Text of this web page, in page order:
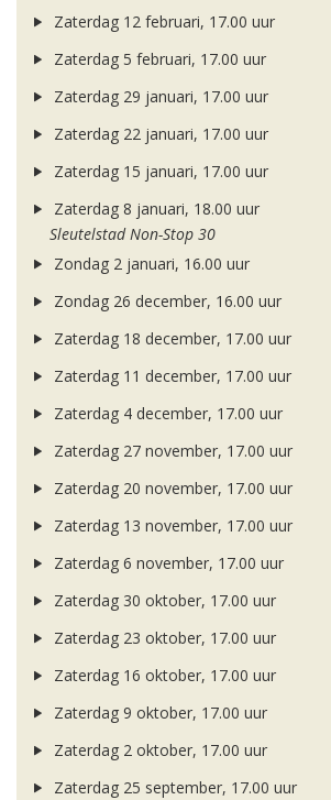
Zaterdag 12 februari, 17.00 uur
Zaterdag 5 februari, 17.00 uur
Zaterdag 29 januari, 17.00 uur
Zaterdag 22 januari, 17.00 uur
Zaterdag 15 januari, 17.00 uur
Zaterdag 8 januari, 18.00 uur
Sleutelstad Non-Stop 30
Zondag 2 januari, 16.00 uur
Zondag 26 december, 16.00 uur
Zaterdag 18 december, 17.00 uur
Zaterdag 11 december, 17.00 uur
Zaterdag 4 december, 17.00 uur
Zaterdag 27 november, 17.00 uur
Zaterdag 20 november, 17.00 uur
Zaterdag 13 november, 17.00 uur
Zaterdag 6 november, 17.00 uur
Zaterdag 30 oktober, 17.00 uur
Zaterdag 23 oktober, 17.00 uur
Zaterdag 16 oktober, 17.00 uur
Zaterdag 9 oktober, 17.00 uur
Zaterdag 2 oktober, 17.00 uur
Zaterdag 25 september, 17.00 uur